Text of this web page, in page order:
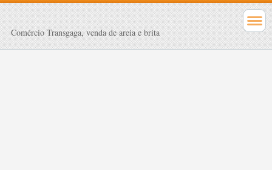
Comércio Transgaga, venda de areia e brita